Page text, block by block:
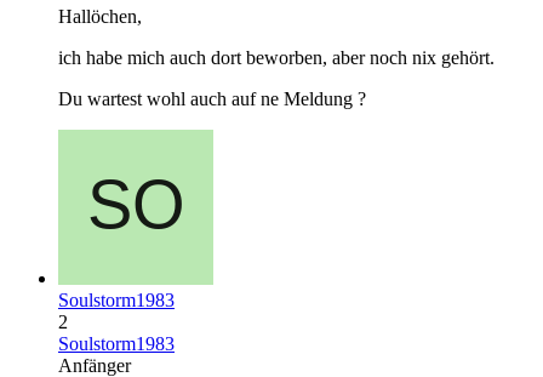
Hallöchen,
ich habe mich auch dort beworben, aber noch nix gehört.
Du wartest wohl auch auf ne Meldung ?
Soulstorm1983
2
Soulstorm1983
Anfänger